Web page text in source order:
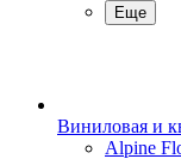
Еще
Виниловая и
Alpine